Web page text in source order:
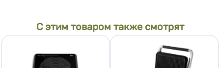
С этим товаром также смотрят